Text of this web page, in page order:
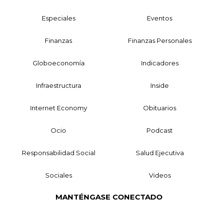
Especiales Eventos
Finanzas Finanzas Personales
Globoeconomía Indicadores
Infraestructura Inside
Internet Economy Obituarios
Ocio Podcast
Responsabilidad Social Salud Ejecutiva
Sociales Videos
MANTÉNGASE CONECTADO